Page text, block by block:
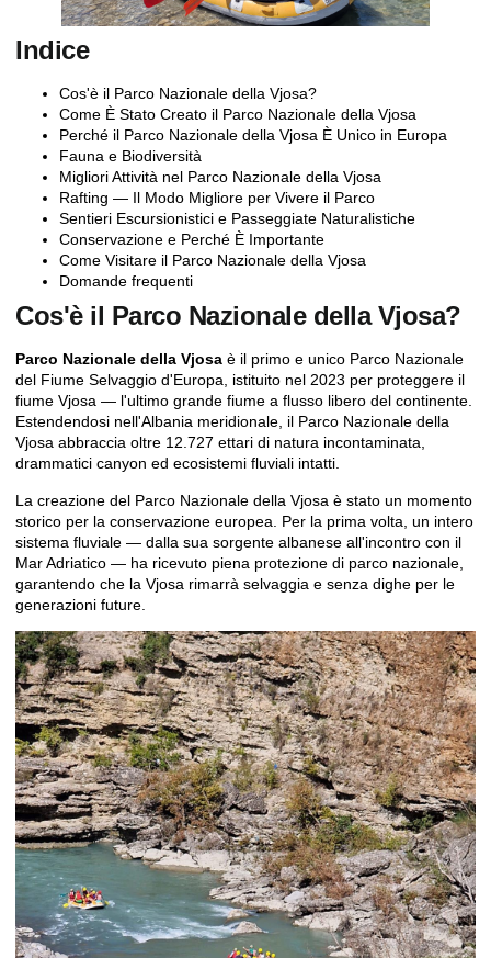
Indice
Cos'è il Parco Nazionale della Vjosa?
Come È Stato Creato il Parco Nazionale della Vjosa
Perché il Parco Nazionale della Vjosa È Unico in Europa
Fauna e Biodiversità
Migliori Attività nel Parco Nazionale della Vjosa
Rafting — Il Modo Migliore per Vivere il Parco
Sentieri Escursionistici e Passeggiate Naturalistiche
Conservazione e Perché È Importante
Come Visitare il Parco Nazionale della Vjosa
Domande frequenti
Cos'è il Parco Nazionale della Vjosa?
Parco Nazionale della Vjosa è il primo e unico Parco Nazionale
del Fiume Selvaggio d'Europa, istituito nel 2023 per proteggere il
fiume Vjosa — l'ultimo grande fiume a flusso libero del continente.
Estendendosi nell'Albania meridionale, il Parco Nazionale della
Vjosa abbraccia oltre 12.727 ettari di natura incontaminata,
drammatici canyon ed ecosistemi fluviali intatti.
La creazione del Parco Nazionale della Vjosa è stato un momento
storico per la conservazione europea. Per la prima volta, un intero
sistema fluviale — dalla sua sorgente albanese all'incontro con il
Mar Adriatico — ha ricevuto piena protezione di parco nazionale,
garantendo che la Vjosa rimarrà selvaggia e senza dighe per le
generazioni future.